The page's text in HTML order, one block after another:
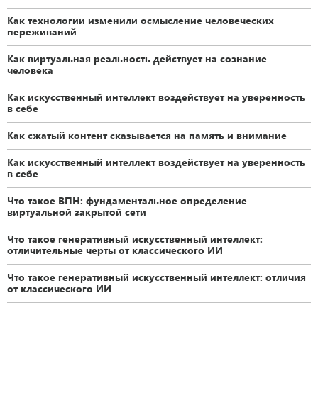
Как технологии изменили осмысление человеческих
переживаний
Как виртуальная реальность действует на сознание
человека
Как искусственный интеллект воздействует на уверенность
в себе
Как сжатый контент сказывается на память и внимание
Как искусственный интеллект воздействует на уверенность
в себе
Что такое ВПН: фундаментальное определение
виртуальной закрытой сети
Что такое генеративный искусственный интеллект:
отличительные черты от классического ИИ
Что такое генеративный искусственный интеллект: отличия
от классического ИИ